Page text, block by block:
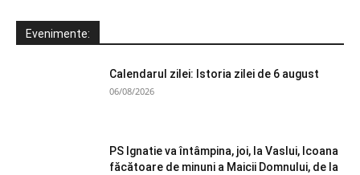
Evenimente:
Calendarul zilei: Istoria zilei de 6 august
06/08/2026
PS Ignatie va întâmpina, joi, la Vaslui, Icoana
făcătoare de minuni a Maicii Domnului, de la